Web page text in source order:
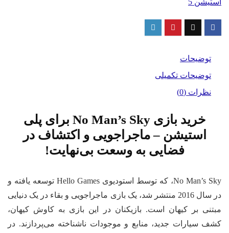
عدد
استیشن 5
توضیحات
توضیحات تکمیلی
نظرات (0)
خرید بازی No Man’s Sky برای پلی
استیشن – ماجراجویی و اکتشاف در
فضایی به وسعت بی‌نهایت!
No Man’s Sky، که توسط استودیوی Hello Games توسعه یافته و
در سال 2016 منتشر شد، یک بازی ماجراجویی و بقاء در یک دنیایی
مبتنی بر کیهان است. بازیکنان در این بازی به کاوش کیهان،
کشف سیارات جدید، منابع و موجودات ناشناخته می‌پردازند. در